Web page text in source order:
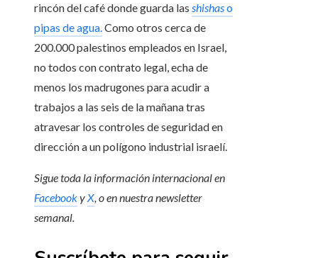
rincón del café donde guarda las shishaso
pipas de agua.Como otros cerca de
200.000 palestinos empleados en Israel,
no todos con contrato legal, echa de
menos los madrugones para acudir a
trabajos a las seis de la mañana tras
atravesar los controles de seguridad en
dirección a un polígono industrial israelí.
Sigue toda la información internacional en
FacebookyX, o ennuestra newsletter
semanal.